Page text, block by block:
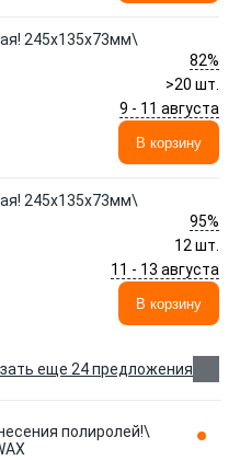
245x135x73мм\
82%
>20 шт.
9 - 11 августа
В корзину
245x135x73мм\
95%
12 шт.
11 - 13 августа
В корзину
еще 24 предложения
полиролей!\